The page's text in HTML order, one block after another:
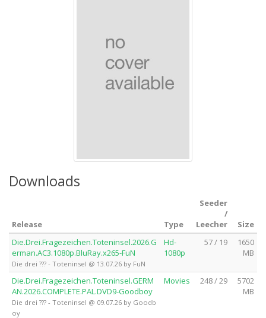
Downloads
Release Type
Seeder
/
Leecher
Size
Die.Drei.Fragezeichen.Toteninsel.2026.G
erman.AC3.1080p.BluRay.x265-FuN
Die drei ??? - Toteninsel @ 13.07.26 by FuN
Hd-
1080p
57 / 19
1650
MB
Die.Drei.Fragezeichen.Toteninsel.GERM
AN.2026.COMPLETE.PAL.DVD9-Goodboy
Die drei ??? - Toteninsel @ 09.07.26 by Goodb
oy
Movies 248 / 29
5702
MB